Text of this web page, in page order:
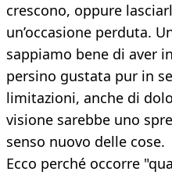
crescono, oppure
un’occasione perduta.
sappiamo bene di aver
persino gustata pur in
limitazioni, anche di
visione sarebbe uno
senso nuovo delle cose.
Ecco perché occorre